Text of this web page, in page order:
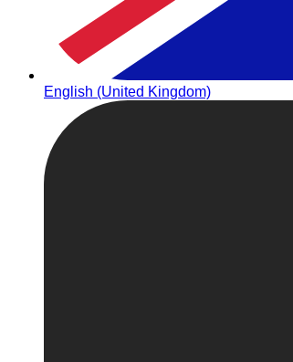
English (United Kingdom)